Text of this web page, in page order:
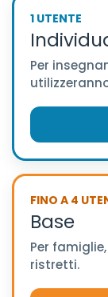
1 UTENTE
Per
FINO A 4
Base
Per
ristretti.